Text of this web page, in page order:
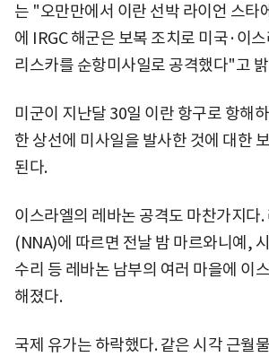
는 "오만만에서 이란 선박 라이언 스타
에 IRGC 해군은 보복 조치로 미국·이
리스카를 순항미사일로 공격했다"고
미군이 지난달 30일 이란 항구로 항해
한 상선에 미사일을 발사한 것에 대한
된다.
이스라엘의 레바논 공격도 마찬가지다.
(NNA)에 따르면 전날 밤 마르와니예,
수리 등 레바논 남부의 여러 마을에 이
해졌다.
국제 유가는 하락했다. 같은 시각 근월